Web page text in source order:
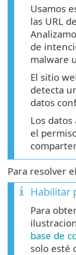
Usamos
las URL
de
malware
El sitio
detecta
datos
Los
el
Para resolver
Habilitar
Para
base de
solo esté